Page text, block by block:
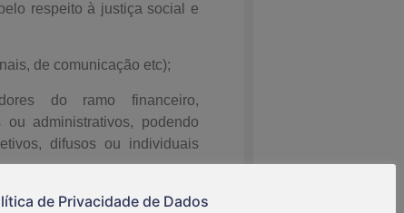
respeito à justiça social e
de comunicação etc);
do ramo financeiro,
administrativos, podendo
difusos ou individuais
ramo financeiro, inclusive
de Privacidade de Dados